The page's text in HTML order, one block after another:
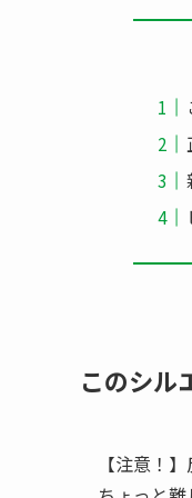
このシル
【注意！